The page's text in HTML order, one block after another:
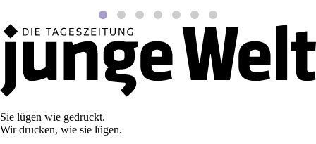
Sie lügen wie gedruckt.
Wir drucken, wie sie lügen.